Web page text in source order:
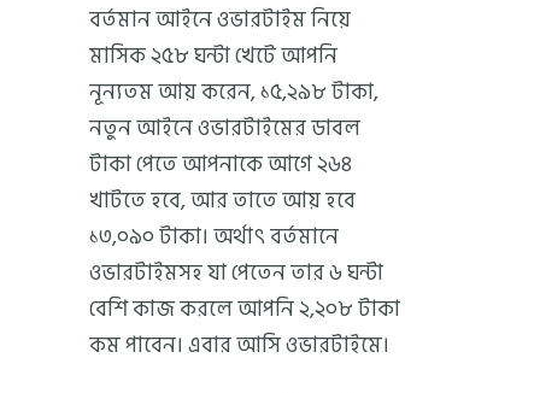
বর্তমান আইনে ওভারটাইম নিয়ে
মাসিক ২৫৮ ঘন্টা খেটে আপনি
নূন্যতম আয় করেন, ১৫,২৯৮ টাকা,
নতুন আইনে ওভারটাইমের ডাবল
টাকা পেতে আপনাকে আগে ২৬৪
খাটতে হবে, আর তাতে আয় হবে
১৩,০৯০ টাকা। অর্থাৎ বর্তমানে
ওভারটাইমসহ যা পেতেন তার ৬ ঘন্টা
বেশি কাজ করলে আপনি ২,২০৮ টাকা
কম পাবেন। এবার আসি ওভারটাইমে।